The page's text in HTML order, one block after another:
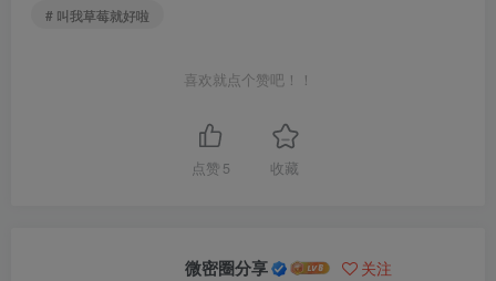
# 叫我草莓就好啦
喜欢就点个赞吧！！
点赞 5 收藏
微密圈分享 关注